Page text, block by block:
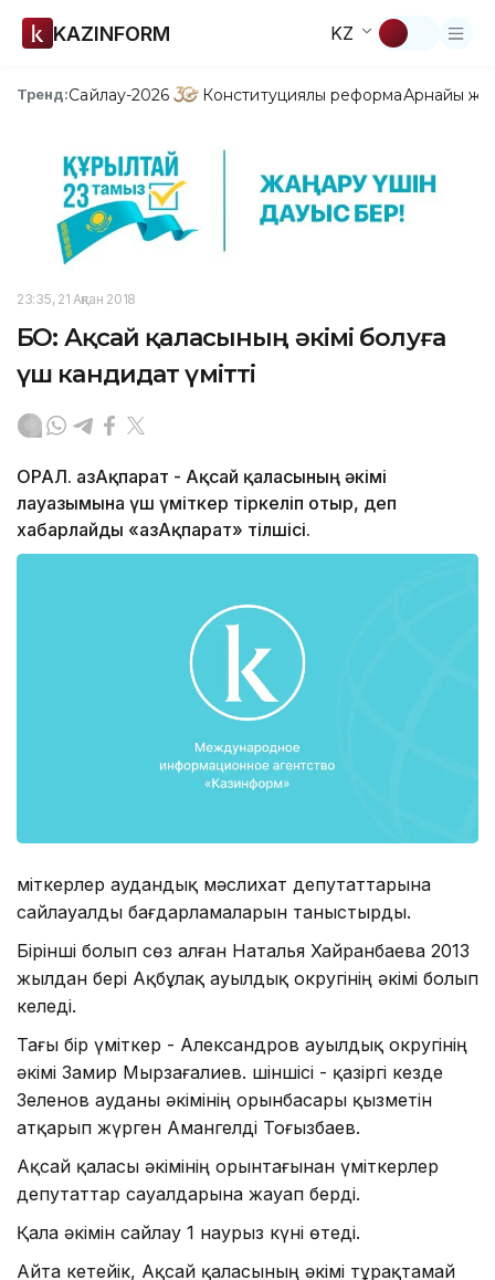
KAZINFORM KZ
Тренд:Сайлау-2026 Конституциялық реформаАрнайы
23:35, 21 Ақпан 2018
БҚО: Ақсай қаласының әкімі болуға
үш кандидат үмітті
ОРАЛ. ҚазАқпарат - Ақсай қаласының әкімі
лауазымына үш үміткер тіркеліп отыр, деп
хабарлайды «ҚазАқпарат» тілшісі.
Үміткерлер аудандық мәслихат депутаттарына
сайлауалды бағдарламаларын таныстырды.
Бірінші болып сөз алған Наталья Хайранбаева 2013
жылдан бері Ақбұлақ ауылдық округінің әкімі болып
келеді.
Тағы бір үміткер - Александров ауылдық округінің
әкімі Замир Мырзағалиев. Үшіншісі - қазіргі кезде
Зеленов ауданы әкімінің орынбасары қызметін
атқарып жүрген Амангелді Тоғызбаев.
Ақсай қаласы әкімінің орынтағынан үміткерлер
депутаттар сауалдарына жауап берді.
Қала әкімін сайлау 1 наурыз күні өтеді.
Айта кетейік, Ақсай қаласының әкімі тұрақтамай